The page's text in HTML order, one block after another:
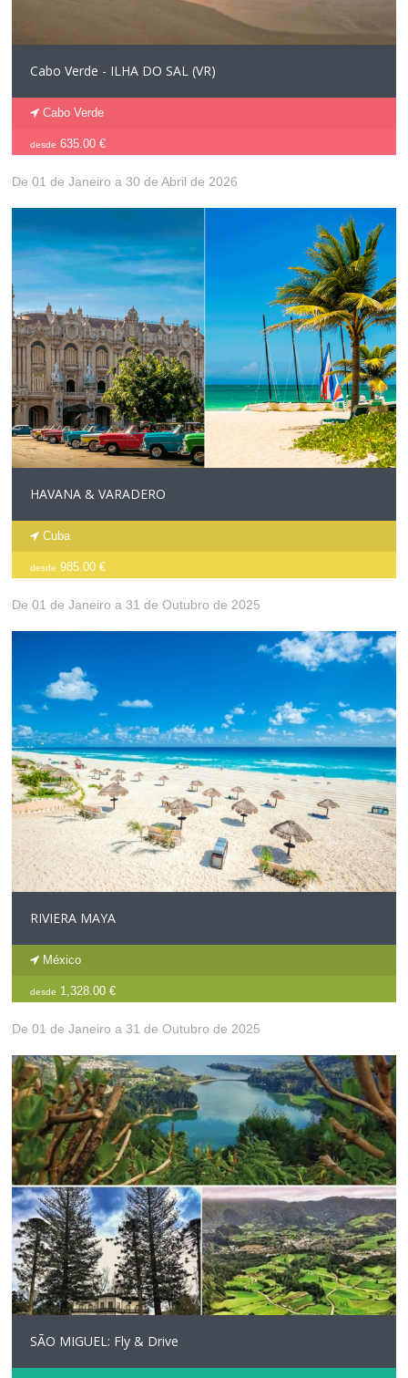
Cabo Verde - ILHA DO SAL (VR)
Cabo Verde
desde 635.00 €
De 01 de Janeiro a 30 de Abril de 2026
HAVANA & VARADERO
Cuba
desde 985.00 €
De 01 de Janeiro a 31 de Outubro de 2025
RIVIERA MAYA
México
desde 1,328.00 €
De 01 de Janeiro a 31 de Outubro de 2025
SÃO MIGUEL: Fly & Drive